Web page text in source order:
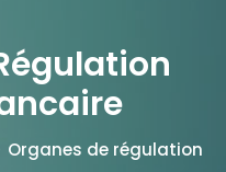
Organes de régulation